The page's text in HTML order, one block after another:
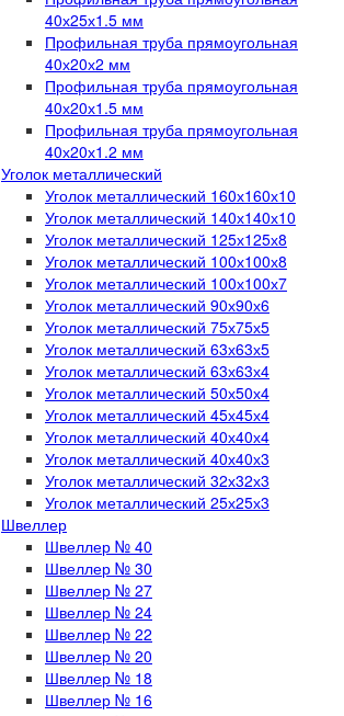
40х25х1.5 мм
Профильная труба прямоугольная
40х20х2 мм
Профильная труба прямоугольная
40х20х1.5 мм
Профильная труба прямоугольная
40х20х1.2 мм
Уголок металлический
Уголок металлический 160х160х10
Уголок металлический 140х140х10
Уголок металлический 125х125х8
Уголок металлический 100х100х8
Уголок металлический 100х100х7
Уголок металлический 90х90х6
Уголок металлический 75х75х5
Уголок металлический 63х63х5
Уголок металлический 63х63х4
Уголок металлический 50х50х4
Уголок металлический 45х45х4
Уголок металлический 40х40х4
Уголок металлический 40х40х3
Уголок металлический 32х32х3
Уголок металлический 25х25х3
Швеллер
Швеллер № 40
Швеллер № 30
Швеллер № 27
Швеллер № 24
Швеллер № 22
Швеллер № 20
Швеллер № 18
Швеллер № 16